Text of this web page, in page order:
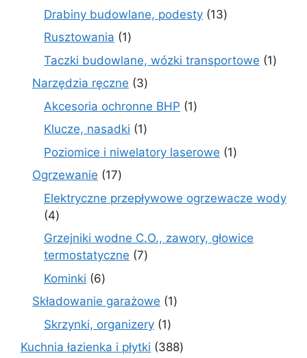
produktów
Drabiny budowlane, podesty 1313
Rusztowania 11
produkt
Taczki budowlane, wózki transportowe 11
Narzędzia ręczne 33
produkty
Akcesoria ochronne BHP 11
Klucze, nasadki 11
produkt
Poziomice i niwelatory laserowe 11
Ogrzewanie 1717
produktów
Elektryczne przepływowe ogrzewacze wody
44
produkty
Grzejniki wodne C.O., zawory, głowice
termostatyczne 77
Kominki 66
produktów
Składowanie garażowe 11
Skrzynki, organizery 11
produkt
Kuchnia łazienka i płytki 388388